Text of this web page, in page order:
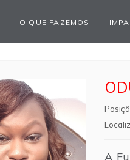
O QUE FAZEMOS
A